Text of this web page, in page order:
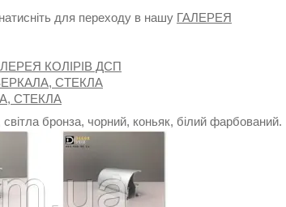
для переходу в нашу ГАЛЕРЕЯ
КОЛІРІВ ДСП
СТЕКЛА
СТЕКЛА
бронза, чорний, коньяк, білий фарбований.